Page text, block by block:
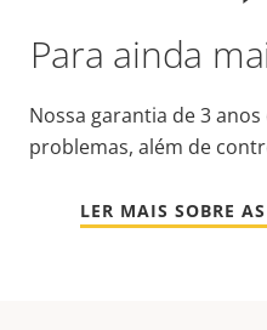
Para ainda
Nossa garantia de 3
problemas, além de
LER MAIS SOBRE